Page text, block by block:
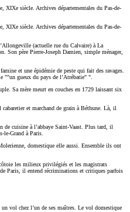
siècle. Archives départementales du Pas-de-
siècle. Archives départementales du Pas-de-
(actuelle rue du Calvaire) à La
Son père Pierre-Joseph Damien, simple ménager,
et une épidémie de peste qui fait des ravages.
" un gueux du pays de l’Atrébatie
".
Sa mère meurt en couches en 1729 laissant six
et marchand de grain à Béthune. Là, il
de cuisine à l’abbaye Saint-Vaast. Plus tard, il
le-Grand à Paris.
domestique elle aussi. Ensemble ils ont
les milieux privilégiés et les magistrats
Paris, il entend récriminations et critiques parfois
vol chez l’un de ses maîtres. Le vol domestique